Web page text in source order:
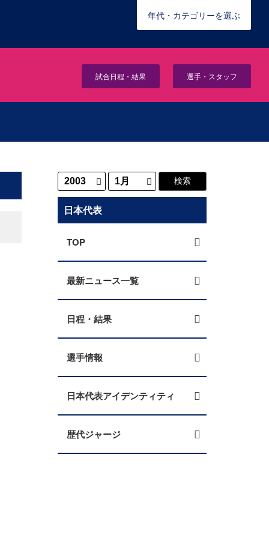
年代・カテゴリーを選ぶ
試合日程・結果 選手・スタッフ
日本代表
TOP
最新ニュース一覧
日程・結果
選手情報
日本代表アイデンティティ
歴代ジャージ